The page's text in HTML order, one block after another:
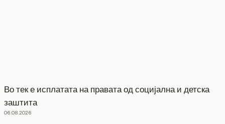
Во тек е исплатата на правата од социјална и детска
заштита
06.08.2026